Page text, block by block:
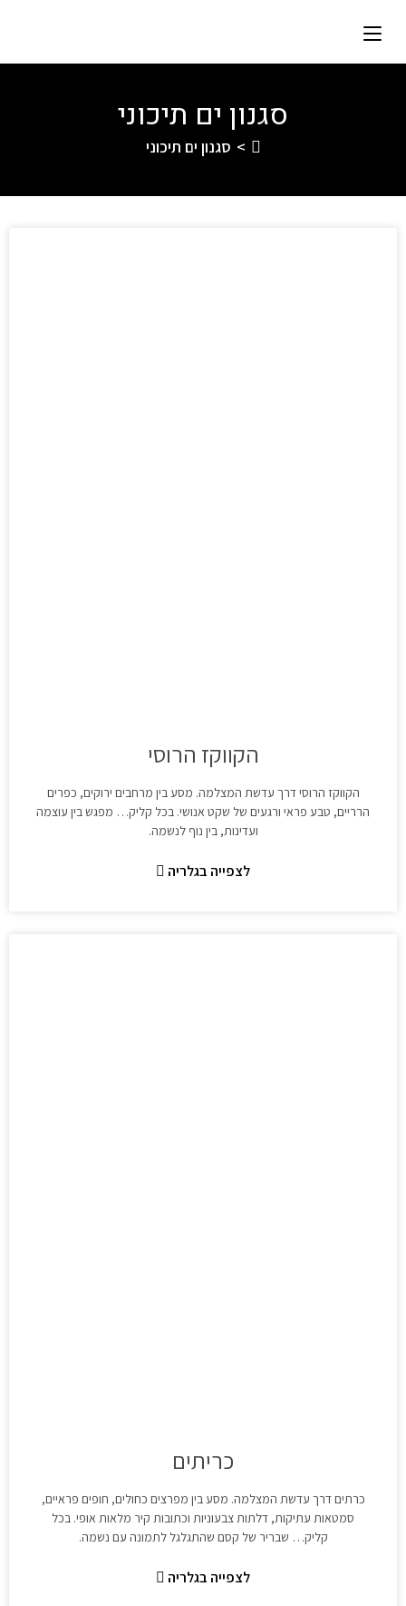
סגנון ים תיכוני
> סגנון ים תיכוני
הקווקז הרוסי
הקווקז הרוסי דרך עדשת המצלמה. מסע בין מרחבים ירוקים, כפרים
הרריים, טבע פראי ורגעים של שקט אנושי. בכל קליק… מפגש בין עוצמה
ועדינות, בין נוף לנשמה.
לצפייה בגלריה
כריתים
כרתים דרך עדשת המצלמה. מסע בין מפרצים כחולים, חופים פראיים,
סמטאות עתיקות, דלתות צבעוניות וכתובות קיר מלאות אופי. בכל
קליק… שבריר של קסם שהתגלגל לתמונה עם נשמה.
לצפייה בגלריה